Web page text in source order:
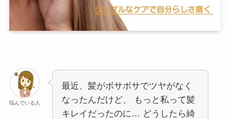
悩んでいる人
最近、髪がボサボサでツヤがなく
なったんだけど、 もっと私って髪
キレイだったのに… どうしたら綺